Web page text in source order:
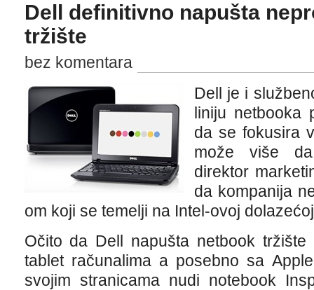
Dell definitivno napušta
tržište
bez komentara
Dell je i
liniju netbooka
da se fokusira
može više
direktor
da kompanija
om koji se temelji na Intel-ovoj
Očito da Dell napušta netbook
tablet računalima a posebno sa
svojim stranicama nudi notebook